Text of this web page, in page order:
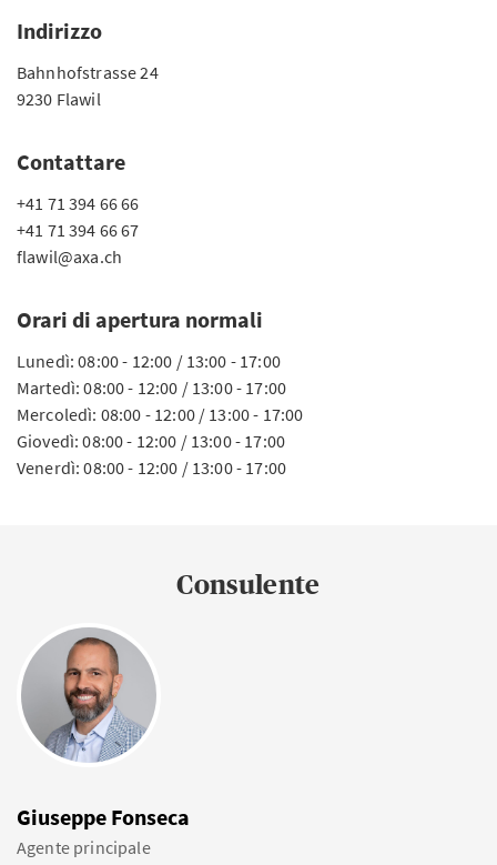
Indirizzo
Bahnhofstrasse 24
9230 Flawil
Contattare
+41 71 394 66 66
+41 71 394 66 67
flawil@axa.ch
Orari di apertura normali
Lunedì: 08:00 - 12:00 / 13:00 - 17:00
Martedì: 08:00 - 12:00 / 13:00 - 17:00
Mercoledì: 08:00 - 12:00 / 13:00 - 17:00
Giovedì: 08:00 - 12:00 / 13:00 - 17:00
Venerdì: 08:00 - 12:00 / 13:00 - 17:00
Consulente
Giuseppe Fonseca
Agente principale